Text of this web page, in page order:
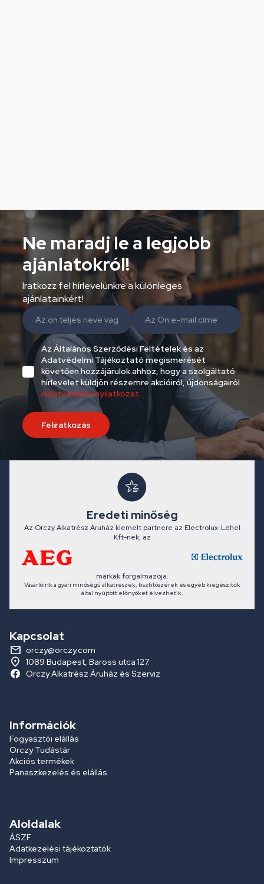
Ne maradj le a legjobb
ajánlatokról!
Iratkozz fel hírlevelünkre a különleges
ajánlatainkért!
Az Általános Szerződési Feltételek és az
Adatvédelmi Tájékoztató megismerését
követően hozzájárulok ahhoz, hogy a szolgáltató
hírlevelet küldjön részemre akcióiról, újdonságairól
Adatvédelmi nyilatkozat
Feliratkozás
Eredeti minőség
Az Orczy Alkatrész Áruház kiemelt partnere az Electrolux-Lehel
Kft-nek, az
márkák forgalmazója.
Vásárlóink a gyári minőségű alkatrészek, tisztítószerek és egyéb kiegészítők
által nyújtott előnyöket élvezhetik.
Kapcsolat
orczy@orczy.com
1089 Budapest, Baross utca 127.
Orczy Alkatrész Áruház és Szerviz
Információk
Fogyasztói elállás
Orczy Tudástár
Akciós termékek
Panaszkezelés és elállás
Aloldalak
ÁSZF
Adatkezelési tájékoztatók
Impresszum